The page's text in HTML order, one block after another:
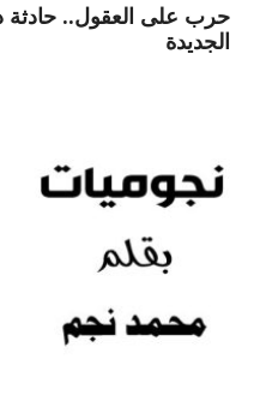
حرب على العقول.. حادثة
الجديدة